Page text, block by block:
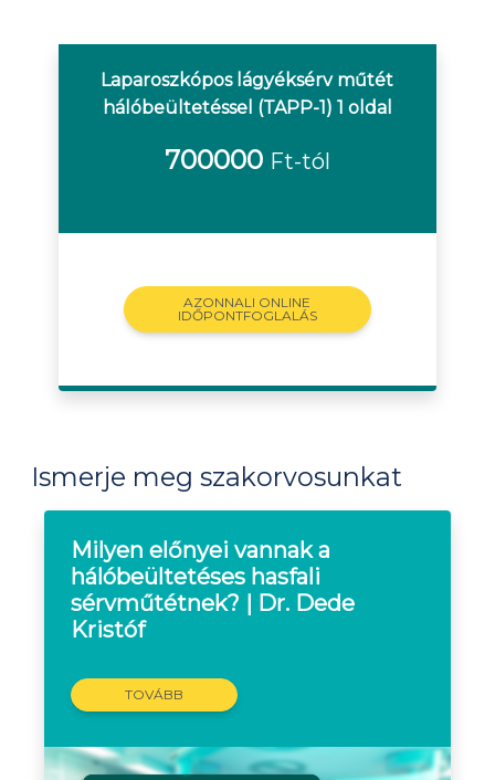
Laparoszkópos lágyéksérv műtét
hálóbeültetéssel (TAPP-1) 1 oldal
700000 Ft-tól
AZONNALI ONLINE
IDŐPONTFOGLALÁS
Ismerje meg szakorvosunkat
Milyen előnyei vannak a
hálóbeültetéses hasfali
sérvműtétnek? | Dr. Dede
Kristóf
TOVÁBB